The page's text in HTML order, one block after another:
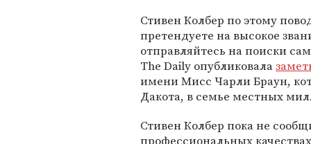
Стивен Колбер по этому
претендуете на высокое
отправляйтесь на поиски
The Daily опубликовала
имени Мисс Чарли Браун,
Дакота, в семье местных
Стивен Колбер пока не
профессиональных